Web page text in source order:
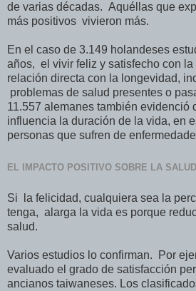
de varias décadas. Aquéllas que
más positivos vivieron más.
En el caso de 3.149 holandeses
años, el vivir feliz y satisfecho con
relación directa con la longevidad,
problemas de salud presentes o
11.557 alemanes también evidenció
influencia la duración de la vida, en
personas que sufren de
EL IMPACTO POSITIVO SOBRE LA SALUD
Si la felicidad, cualquiera sea la
tenga, alarga la vida es porque
salud.
Varios estudios lo confirman. Por
evaluado el grado de satisfacción
ancianos taiwaneses. Los